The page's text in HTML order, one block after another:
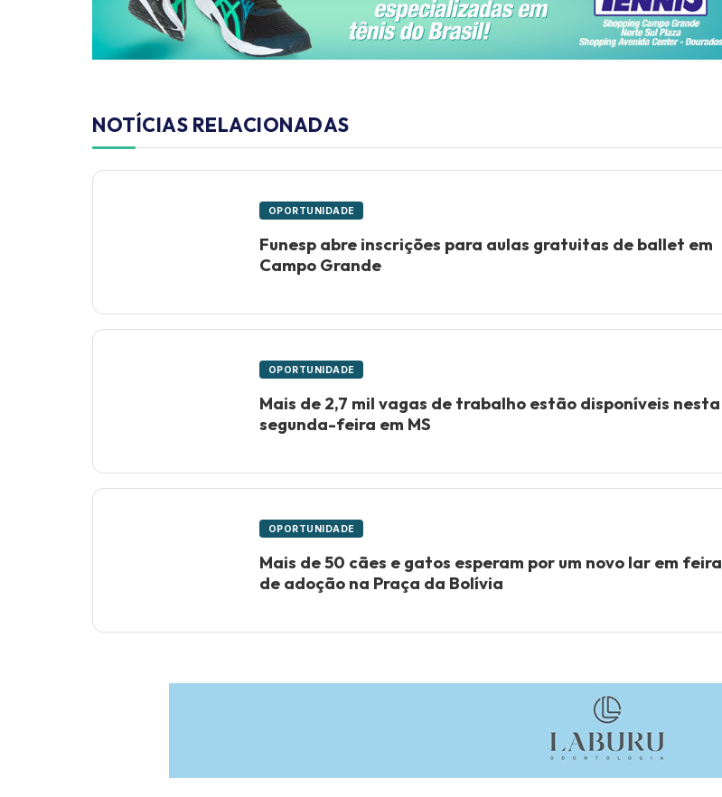
NOTÍCIAS RELACIONADAS
OPORTUNIDADE
Funesp abre inscrições para aulas gratuitas de ballet em
Campo Grande
OPORTUNIDADE
Mais de 2,7 mil vagas de trabalho estão disponíveis nesta
segunda-feira em MS
OPORTUNIDADE
Mais de 50 cães e gatos esperam por um novo lar em feira
de adoção na Praça da Bolívia